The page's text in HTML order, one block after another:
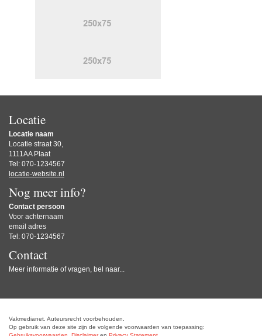
Locatie
Locatie naam
Locatie straat 30,
1111AA Plaat
Tel: 070-1234567
locatie-website.nl
Nog meer info?
Contact persoon
Voor achternaam
email adres
Tel: 070-1234567
Contact
Meer informatie of vragen, bel naar...
Vakmedianet. Auteursrecht voorbehouden.
Op gebruik van deze site zijn de volgende voorwaarden van toepassing: